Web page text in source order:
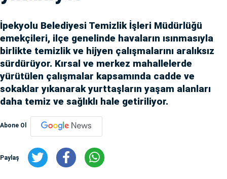
İpekyolu Belediyesi Temizlik İşleri Müdürlüğü
emekçileri, ilçe genelinde havaların ısınmasıyla
birlikte temizlik ve hijyen çalışmalarını aralıksız
sürdürüyor. Kırsal ve merkez mahallelerde
yürütülen çalışmalar kapsamında cadde ve
sokaklar yıkanarak yurttaşların yaşam alanları
daha temiz ve sağlıklı hale getiriliyor.
Abone Ol
Paylaş